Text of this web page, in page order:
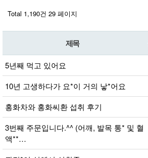
Total 1,190건 29 페이지
제목
5년째 먹고 있어요
10년 고생하다가 요*이 거의 낳*어요
홍화차와 홍화씨환 섭취 후기
3번째 주문입니다.^^ (어깨, 발목 통* 및 혈
액**…